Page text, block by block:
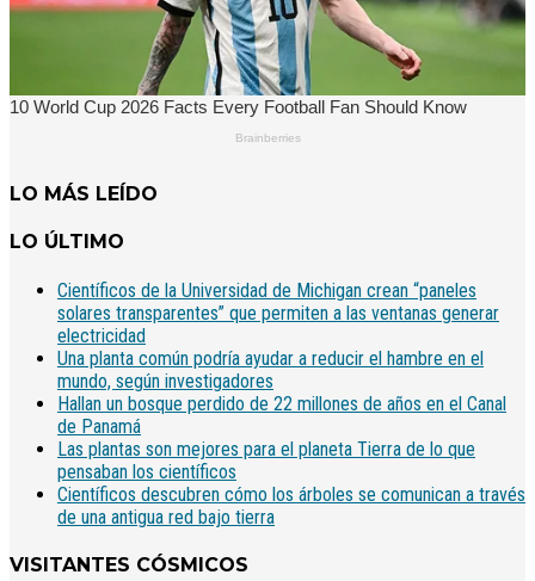
LO MÁS LEÍDO
LO ÚLTIMO
Científicos de la Universidad de Michigan crean “paneles
solares transparentes” que permiten a las ventanas generar
electricidad
Una planta común podría ayudar a reducir el hambre en el
mundo, según investigadores
Hallan un bosque perdido de 22 millones de años en el Canal
de Panamá
Las plantas son mejores para el planeta Tierra de lo que
pensaban los científicos
Científicos descubren cómo los árboles se comunican a través
de una antigua red bajo tierra
VISITANTES CÓSMICOS